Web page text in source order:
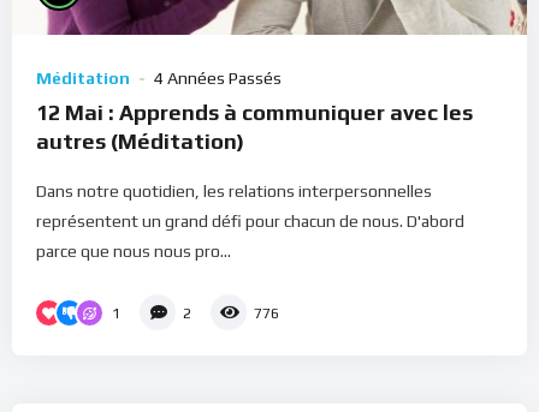
Méditation 4 Années Passés
12 Mai : Apprends à communiquer avec les
autres (Méditation)
Dans notre quotidien, les relations interpersonnelles
représentent un grand défi pour chacun de nous. D'abord
parce que nous nous pro...
1 2 776